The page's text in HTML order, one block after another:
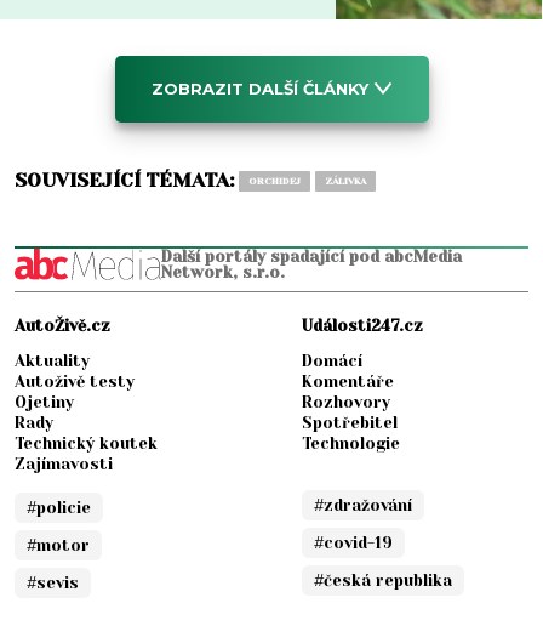
ZOBRAZIT DALŠÍ ČLÁNKY
SOUVISEJÍCÍ TÉMATA: ORCHIDEJ ZÁLIVKA
Další portály spadající pod abcMedia
Network, s.r.o.
AutoŽivě.cz
Aktuality
Autoživě testy
Ojetiny
Rady
Technický koutek
Zajímavosti
#policie
#motor
#sevis
Události247.cz
Domácí
Komentáře
Rozhovory
Spotřebitel
Technologie
#zdražování
#covid-19
#česká republika